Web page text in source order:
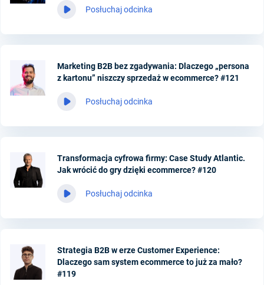
Posłuchaj odcinka
Marketing B2B bez zgadywania: Dlaczego „persona
z kartonu” niszczy sprzedaż w ecommerce? #121
Posłuchaj odcinka
Transformacja cyfrowa firmy: Case Study Atlantic.
Jak wrócić do gry dzięki ecommerce? #120
Posłuchaj odcinka
Strategia B2B w erze Customer Experience:
Dlaczego sam system ecommerce to już za mało?
#119